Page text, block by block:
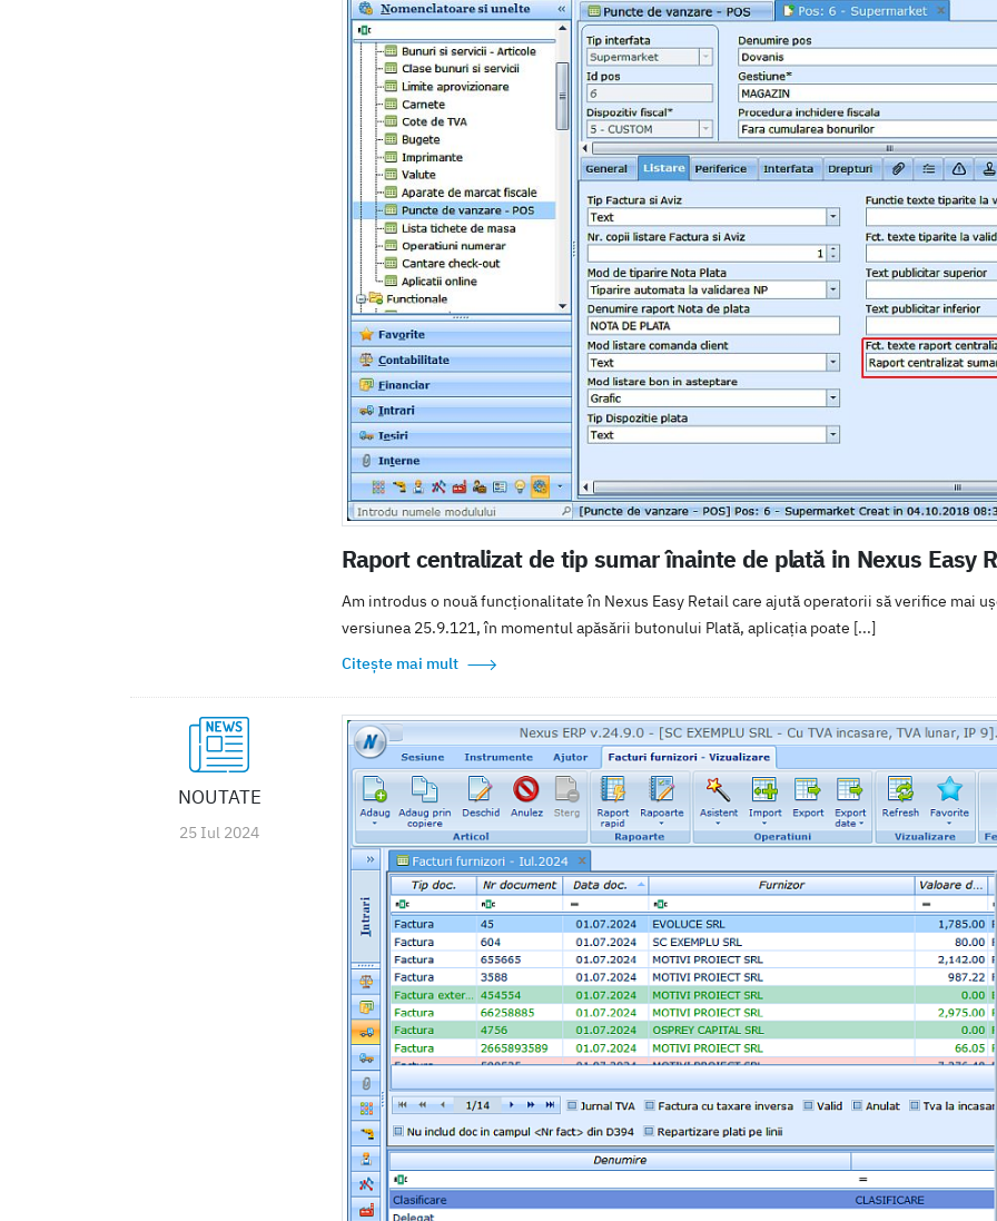
Raport centralizat de tip sumar înainte de plată in Nexus Easy
Am introdus o nouă funcționalitate în Nexus Easy Retail care ajută operatorii să verifice mai
versiunea 25.9.121, în momentul apăsării butonului Plată, aplicația poate [...]
Citește mai mult
NOUTATE
25 Iul 2024